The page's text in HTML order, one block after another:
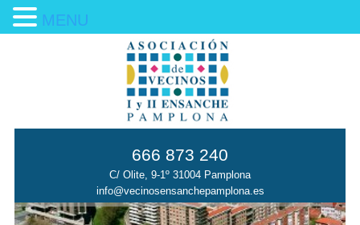
666 873 240
C/ Olite, 9-1º 31004 Pamplona
info@vecinosensanchepamplona.es
MENU